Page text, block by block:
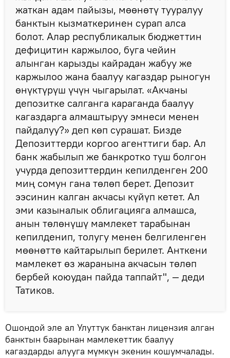
жаткан адам пайызы, мөөнөтү тууралуу
банктын кызматкеринен сурап алса
болот. Алар республикалык бюджеттин
дефицитин каржылоо, буга чейин
алынган карызды кайрадан жабуу же
каржылоо жана баалуу кагаздар рыногун
өнүктүрүш үчүн чыгарылат. «Акчаны
депозитке салганга караганда баалуу
кагаздарга алмаштыруу эмнеси менен
пайдалуу?» деп көп сурашат. Бизде
Депозиттерди коргоо агенттиги бар. Ал
банк жабылып же банкротко туш болгон
учурда депозиттердин кепилденген 200
миң сомун гана төлөп берет. Депозит
ээсинин калган акчасы күйүп кетет. Ал
эми казыналык облигацияга алмашса,
анын төлөнүшү мамлекет тарабынан
кепилденип, толугу менен белгиленген
мөөнөттө кайтарылып берилет. Анткени
мамлекет өз жаранына акчасын төлөп
бербей коюудан пайда таппайт", — деди
Татиков.
Ошондой эле ал Улуттук банктан лицензия алган
банктын баарынан мамлекеттик баалуу
кагаздарды алууга мүмкүн экенин кошумчалады.